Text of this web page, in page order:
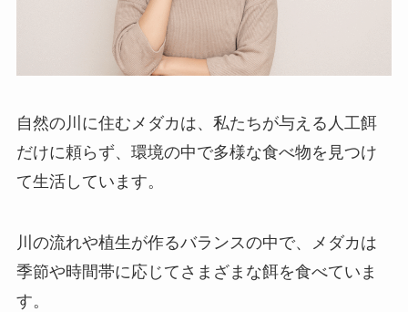
自然の川に住むメダカは、私たちが与える人工餌
だけに頼らず、環境の中で多様な食べ物を見つけ
て生活しています。
川の流れや植生が作るバランスの中で、メダカは
季節や時間帯に応じてさまざまな餌を食べていま
す。